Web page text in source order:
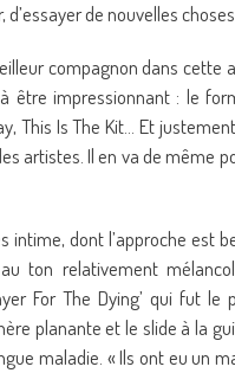
d’essayer de nouvelles
compagnon dans
être impressionnant : le
This Is The Kit… Et
artistes. Il en va de même
intime, dont l’approche est
ton relativement
For The Dying’ qui fut
planante et le slide à la
maladie. « Ils ont eu un